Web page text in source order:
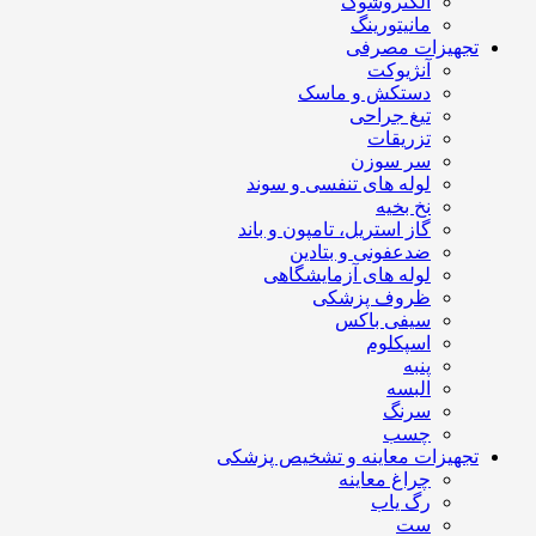
مانیتورینگ
تجهیزات مصرفی
آنژیوکت
دستکش و ماسک
تیغ جراحی
تزریقات
سر سوزن
لوله های تنفسی و سوند
نخ بخیه
گاز استریل، تامپون و باند
ضدعفونی و بتادین
لوله های آزمایشگاهی
ظروف پزشکی
سیفی باکس
اسپکلوم
پنبه
البسه
سرنگ
چسب
تجهیزات معاینه و تشخیص پزشکی
چراغ معاینه
رگ یاب
ست